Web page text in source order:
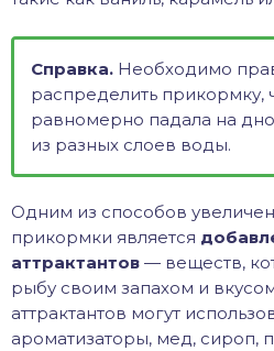
Справка. Необходимо
распределить прикормку,
равномерно падала на
из разных слоев воды.
Одним из способов
прикормки является
аттрактантов — веществ,
рыбу своим запахом и
аттрактантов могут
ароматизаторы, мед, сироп,